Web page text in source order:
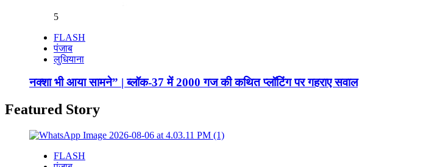
5
FLASH
पंजाब
लुधियाना
नक्शा भी आया सामने” | ब्लॉक-37 में 2000 गज की कथित प्लॉटिंग पर गहराए सवाल
Featured Story
FLASH